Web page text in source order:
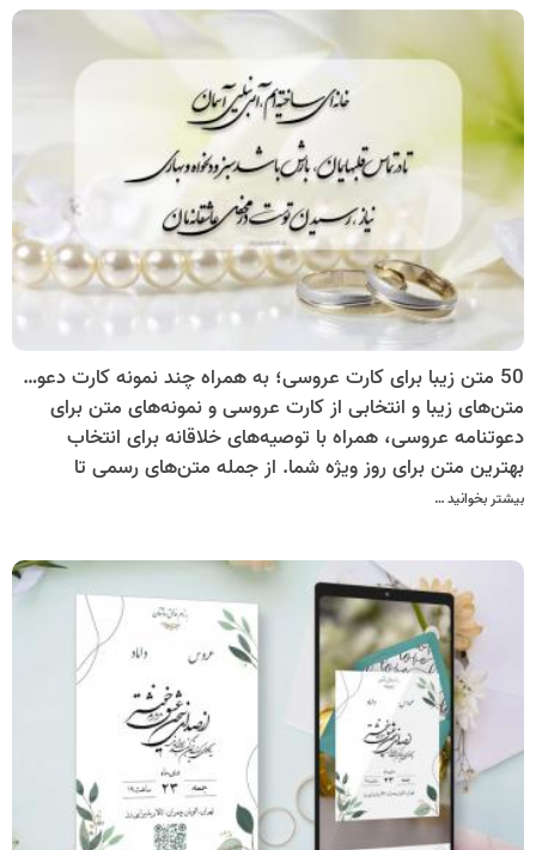
کرد. گزینه­هایی همچون استفاده از کارت پستال دیجیتال برای
دعوت عروسی می­تواند انتخابی مناسب باشد.
50 متن زیبا برای کارت عروسی؛ به همراه چند نمونه کارت دعوت عروسی
متن‌های زیبا و انتخابی از کارت عروسی و نمونه‌های متن برای
دعوتنامه عروسی، همراه با توصیه‌های خلاقانه برای انتخاب
بهترین متن برای روز ویژه شما. از جمله متن‌های رسمی تا
غیررسمی و احساسی، اینجا همه را پیدا کنید.
بیشتر بخوانید …